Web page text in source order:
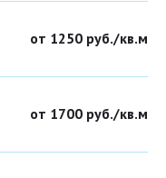
от 1250 руб./кв.м
от 1700 руб./кв.м